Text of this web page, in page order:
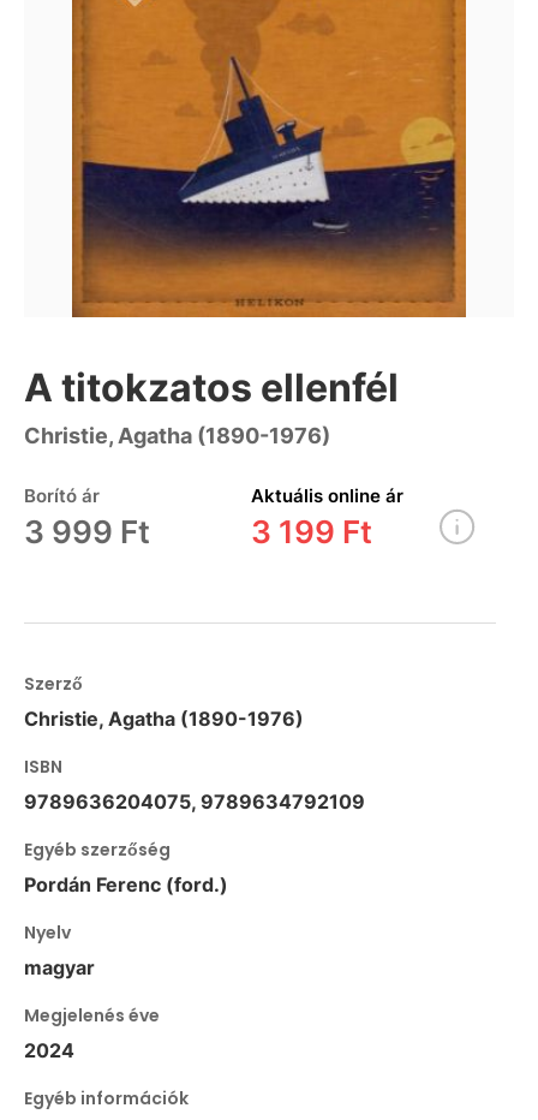
A titokzatos ellenfél
Christie, Agatha (1890-1976)
Borító ár
3 999 Ft
Aktuális online ár
3 199 Ft
Szerző
Christie, Agatha (1890-1976)
ISBN
9789636204075, 9789634792109
Egyéb szerzőség
Pordán Ferenc (ford.)
Nyelv
magyar
Megjelenés éve
2024
Egyéb információk